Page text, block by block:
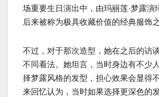
场重要生日演出中，由玛丽莲·梦露演
后来被称为极具收藏价值的经典服饰之
不过，对于那次造型，她在之后的访
不同看法。她坦言，当时身边有不少
择梦露风格的发型，担心效果会显得
来回忆认为，当时如果选择更深色的